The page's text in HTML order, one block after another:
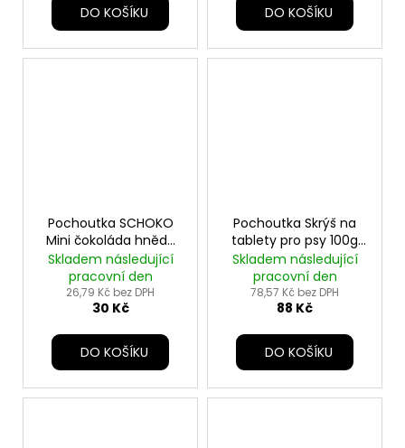
DO KOŠÍKU DO KOŠÍKU
Pochoutka SCHOKO
Mini čokoláda hnědá
pro psy 30g TR
Skladem následující
pracovní den
26,79 Kč bez DPH
30 Kč
DO KOŠÍKU
Pochoutka Skrýš na
tablety pro psy 100g
TR
Skladem následující
pracovní den
78,57 Kč bez DPH
88 Kč
DO KOŠÍKU